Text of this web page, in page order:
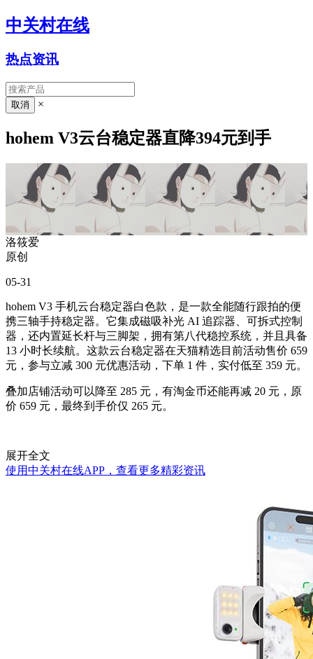
中关村在线
热点资讯
×
hohem V3云台稳定器直降394元到手
洛筱爱
原创
05-31
hohem V3 手机云台稳定器白色款，是一款全能随行跟拍的便
携三轴手持稳定器。它集成磁吸补光 AI 追踪器、可拆式控制
器，还内置延长杆与三脚架，拥有第八代稳控系统，并且具备
13 小时长续航。这款云台稳定器在天猫精选目前活动售价 659
元，参与立减 300 元优惠活动，下单 1 件，实付低至 359 元。
叠加店铺活动可以降至 285 元，有淘金币还能再减 20 元，原
价 659 元，最终到手价仅 265 元。
展开全文
使用中关村在线APP，查看更多精彩资讯